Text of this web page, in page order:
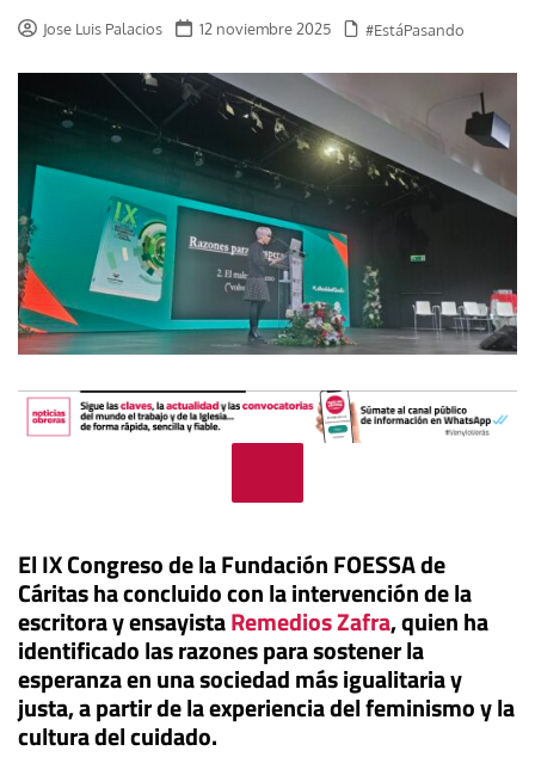
Jose Luis Palacios 12 noviembre 2025 #EstáPasando
El IX Congreso de la Fundación FOESSA de
Cáritas ha concluido con la intervención de la
escritora y ensayistaRemedios Zafra, quien ha
identificado las razones para sostener la
esperanza en una sociedad más igualitaria y
justa, a partir de la experiencia del feminismo y la
cultura del cuidado.